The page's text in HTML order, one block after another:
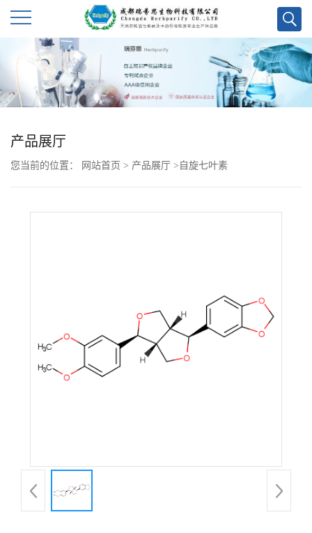
产
产品展厅
您当前的位置： 网站首页 > 产品展厅 > 自旋七叶素